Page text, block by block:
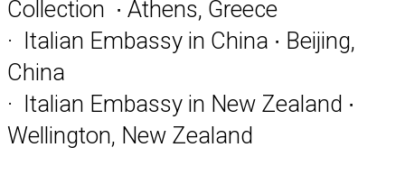
Collection ∙ Athens, Greece
· Italian Embassy in China ∙ Beijing,
China
· Italian Embassy in New Zealand ∙
Wellington, New Zealand